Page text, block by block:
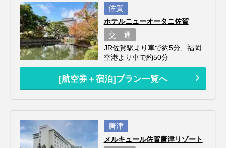
佐賀
ホテルニューオータニ佐賀
交 通
JR佐賀駅より車で約5分、福岡
空港より車で約50分
[航空券＋宿泊]プラン一覧へ
唐津
メルキュール佐賀唐津リゾート